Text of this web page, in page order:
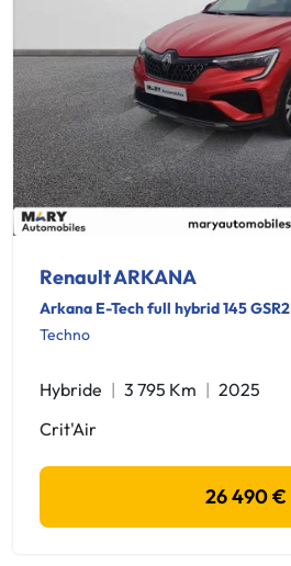
Renault ARKANA
Arkana E-Tech full hybrid 145 GSR2
Techno
Hybride 3 795 Km
2025
Crit'Air
26 490 €